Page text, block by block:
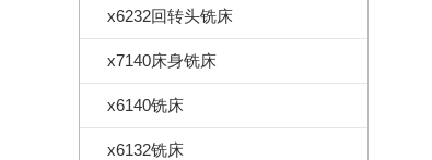
x6232回转头铣床
x7140床身铣床
x6140铣床
x6132铣床